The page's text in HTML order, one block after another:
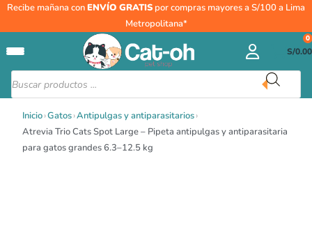
Recibe mañana conENVÍO GRATIS por compras mayores a S/100 a Lima
Metropolitana*
Búsqueda
de
productos
S/0.00
0
Inicio›Gatos›Antipulgas y antiparasitarios›
Atrevia Trio Cats Spot Large – Pipeta antipulgas y antiparasitaria
para gatos grandes 6.3–12.5 kg
Atrevia
Spot
Large
–
antipulgas
y
antiparasitaria